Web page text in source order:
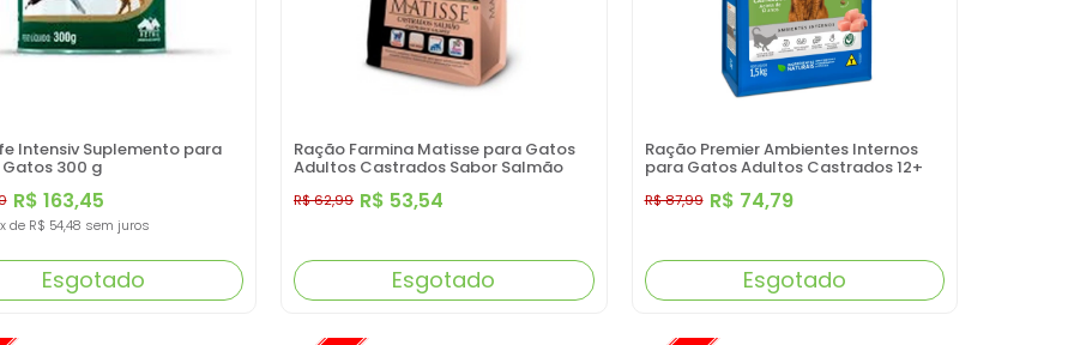
Intensiv Suplemento para
Gatos 300 g
R$ 163,45
de R$ 54,48 sem juros
Esgotado
Ração Farmina Matisse para Gatos
Adultos Castrados Sabor Salmão
R$ 53,54
R$ 62,99
Esgotado
Ração Premier Ambientes Internos
para Gatos Adultos Castrados 12+
R$ 74,79
R$ 87,99
Esgotado